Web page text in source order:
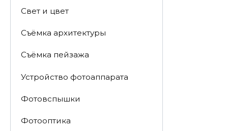
Свет и цвет
Съёмка архитектуры
Съёмка пейзажа
Устройство фотоаппарата
Фотовспышки
Фотооптика